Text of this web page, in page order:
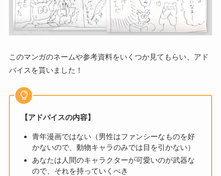
このマンガのネームや参考資料をいくつか見てもらい、アド
バイスを貰いました！
【アドバイスの内容】
青年漫画ではない（男性はファンシーなものを好
かないので、動物キャラのみでは目を引かない）
あなたは人間のキャラクターが可愛いのが武器な
ので、それを持っていくべき